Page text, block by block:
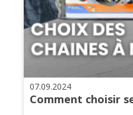
07.09.2024
Comment choisir